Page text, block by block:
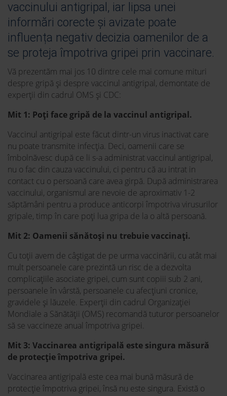
vaccinului antigripal, iar lipsa unei
informări corecte și avizate poate
influența negativ decizia oamenilor de a
se proteja împotriva gripei prin vaccinare.
Vă prezentăm mai jos 10 dintre cele mai comune mituri
despre gripă și despre vaccinul antigripal, demontate de
experții din cadrul OMS și CDC:
Mit 1: Poți face gripă de la vaccinul antigripal.
Vaccinul antigripal este făcut dintr-un virus inactivat care
nu poate transmite infecția. Deci, oamenii care se
îmbolnăvesc după ce li s-a administrat vaccinul antigripal,
nu o fac din cauza vaccinului, ci pentru că au intrat in
contact cu o persoană care avea girpă. După administrarea
vaccinului, organismul are nevoie de aproximativ 1-2
săptămâni pentru a produce anticorpi împotriva virusurilor
gripale, timp în care poți lua gripa de la o altă persoană.
Mit 2: Oamenii sănătoși nu trebuie vaccinați.
Cu toții avem de câștigat de pe urma vaccinării, cu atât mai
mult persoanele care prezintă un risc de a dezvolta
complicațiile asociate gripei, cum sunt copiii sub 2 ani,
persoanele în vârstă, persoanele cu afecțiuni cronice,
gravidele și lăuzele. Experții din cadrul Organizației
Mondiale a Sănătății (OMS) recomandă tuturor persoanelor
să se vaccineze anual împotriva gripei.
Mit 3: Vaccinarea antigripală este singura măsură
de protecție împotriva gripei.
Vaccinarea antigripală este cea mai bună măsură de
protecție împotriva gripei, însă nu este singura. Există o